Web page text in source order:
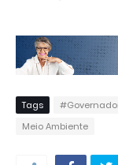
Tags
Meio Ambiente